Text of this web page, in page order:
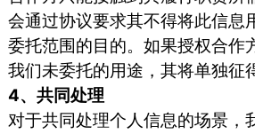
会通过协议要求其不得将此信息
委托范围的目的。如果授权合作
我们未委托的用途，其将单独征
4、共同处理
对于共同处理个人信息的场景，